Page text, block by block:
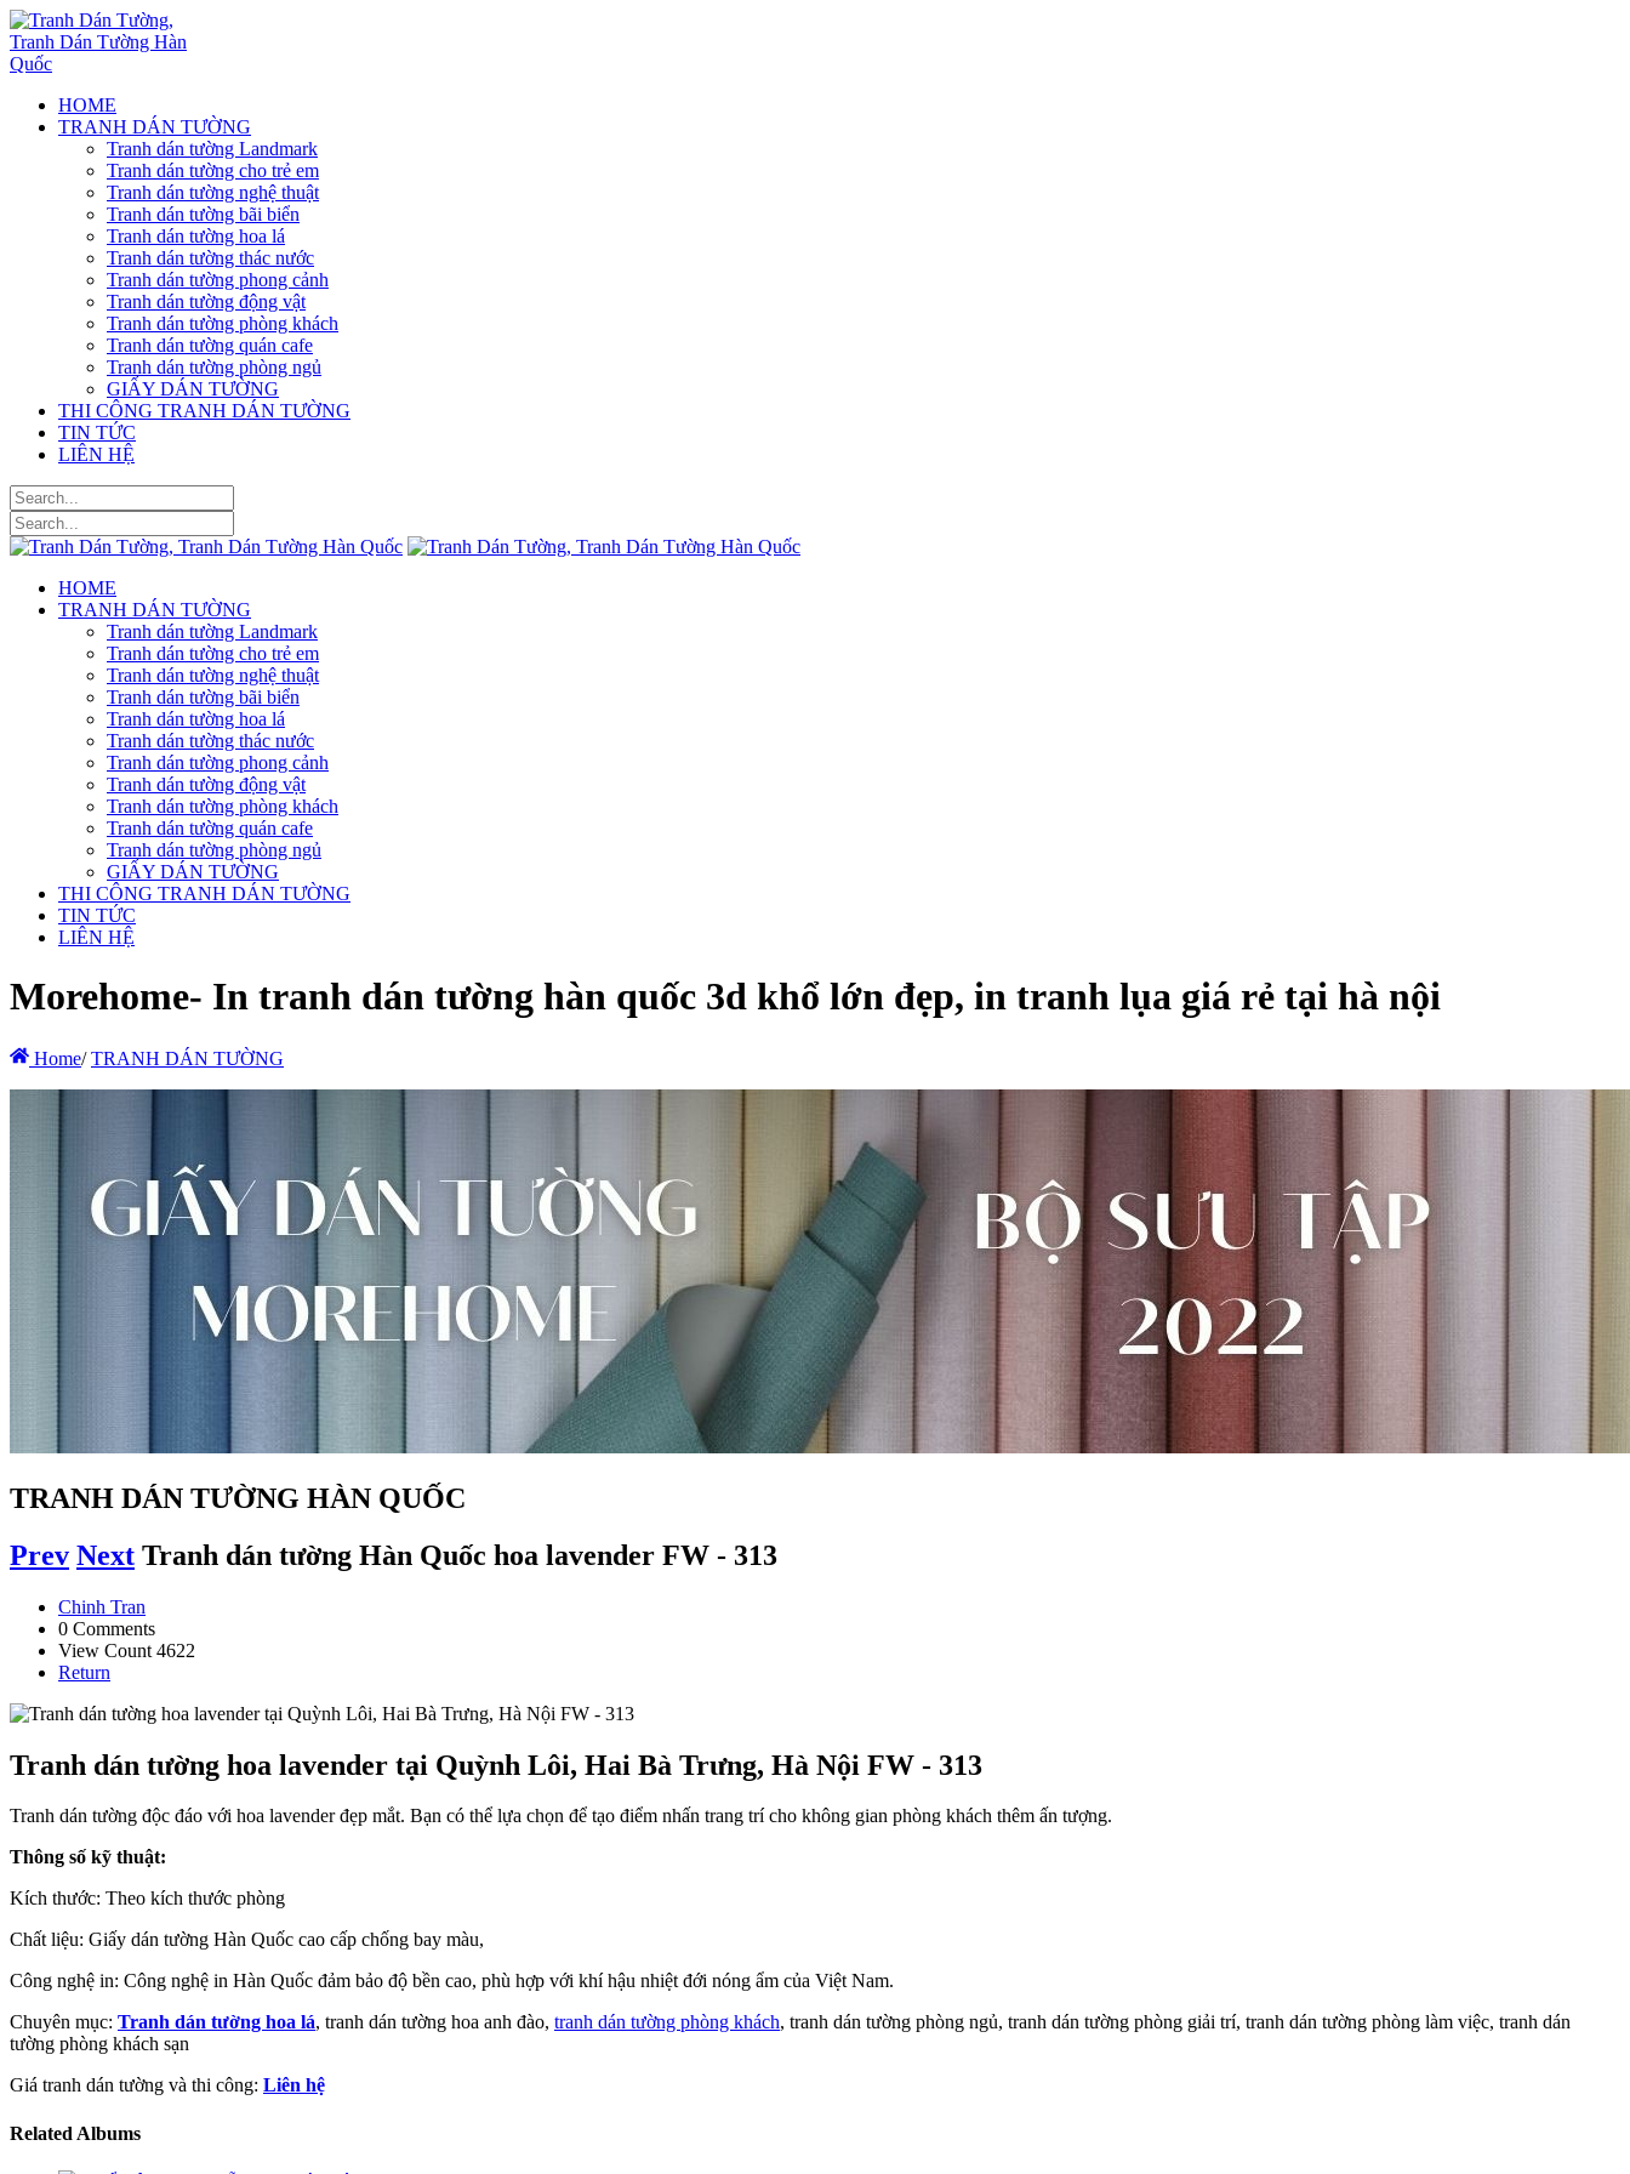
HOME
TRANH DÁN TƯỜNG
Tranh dán tường Landmark
Tranh dán tường cho trẻ em
Tranh dán tường nghệ thuật
Tranh dán tường bãi biển
Tranh dán tường hoa lá
Tranh dán tường thác nước
Tranh dán tường phong cảnh
Tranh dán tường động vật
Tranh dán tường phòng khách
Tranh dán tường quán cafe
Tranh dán tường phòng ngủ
GIẤY DÁN TƯỜNG
THI CÔNG TRANH DÁN TƯỜNG
TIN TỨC
LIÊN HỆ
HOME
TRANH DÁN TƯỜNG
Tranh dán tường Landmark
Tranh dán tường cho trẻ em
Tranh dán tường nghệ thuật
Tranh dán tường bãi biển
Tranh dán tường hoa lá
Tranh dán tường thác nước
Tranh dán tường phong cảnh
Tranh dán tường động vật
Tranh dán tường phòng khách
Tranh dán tường quán cafe
Tranh dán tường phòng ngủ
GIẤY DÁN TƯỜNG
THI CÔNG TRANH DÁN TƯỜNG
TIN TỨC
LIÊN HỆ
Morehome- In tranh dán tường hàn quốc 3d khổ lớn đẹp, in tranh lụa giá rẻ tại hà nội
Home/ TRANH DÁN TƯỜNG
TRANH DÁN TƯỜNG HÀN QUỐC
Prev Next Tranh dán tường Hàn Quốc hoa lavender FW - 313
Chinh Tran
0 Comments
View Count 4622
Return
Tranh dán tường hoa lavender tại Quỳnh Lôi, Hai Bà Trưng, Hà Nội FW - 313
Tranh dán tường độc đáo với hoa lavender đẹp mắt. Bạn có thể lựa chọn để tạo điểm nhấn trang trí cho không gian phòng khách thêm ấn tượng.
Thông số kỹ thuật:
Kích thước: Theo kích thước phòng
Chất liệu: Giấy dán tường Hàn Quốc cao cấp chống bay màu,
Công nghệ in: Công nghệ in Hàn Quốc đảm bảo độ bền cao, phù hợp với khí hậu nhiệt đới nóng ẩm của Việt Nam.
Chuyên mục: Tranh dán tường hoa lá, tranh dán tường hoa anh đào, tranh dán tường phòng khách, tranh dán tường phòng ngủ, tranh dán tường phòng giải trí, tranh dán tường phòng làm việc, tranh dán
tường phòng khách sạn
Giá tranh dán tường và thi công: Liên hệ
Related Albums